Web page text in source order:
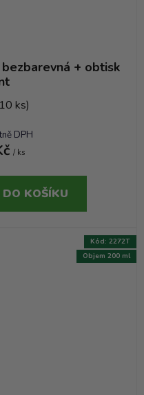
+ obtisk
ks)
DPH
/ ks
DO KOŠÍKU
Objem 200 ml
Kód: 2272T